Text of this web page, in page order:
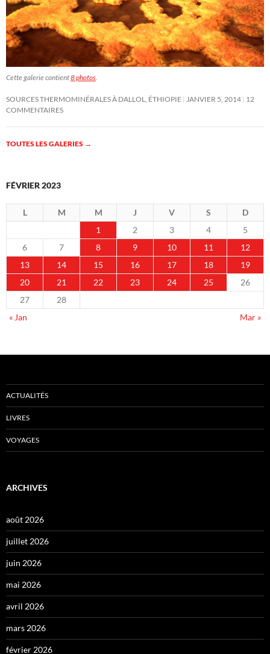
Cette galerie contient8 photos.
SOURCES THERMOMINÉRALES À DALLOL, ÉTHIOPIE JANVIER 5, 2014 12
COMMENTAIRES
TOUTES LES GALERIES →
FÉVRIER 2023
L M M J V S
D
1
2 3 4
5
6
7 8 9 10 11
12
13
14 15 16 17 18
19
20
21 22 23 24 25
26
27
28
« Jan
Mar »
ACTUALITÉS
LIVRES
VOYAGES
ARCHIVES
août 2026
juillet 2026
juin 2026
mai 2026
avril 2026
mars 2026
février 2026